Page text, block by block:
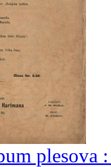
plesova